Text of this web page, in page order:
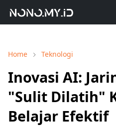
Home Teknologi
Inovasi AI:
"Sulit Dilatih"
Belajar Efektif